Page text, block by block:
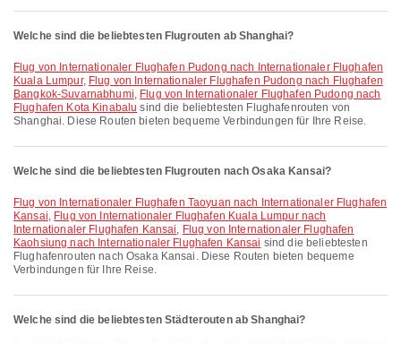
Welche sind die beliebtesten Flugrouten ab Shanghai?
Flug von Internationaler Flughafen Pudong nach Internationaler Flughafen
Kuala Lumpur, Flug von Internationaler Flughafen Pudong nach Flughafen
Bangkok-Suvarnabhumi, Flug von Internationaler Flughafen Pudong nach
Flughafen Kota Kinabalu sind die beliebtesten Flughafenrouten von
Shanghai. Diese Routen bieten bequeme Verbindungen für Ihre Reise.
Welche sind die beliebtesten Flugrouten nach Osaka Kansai?
Flug von Internationaler Flughafen Taoyuan nach Internationaler Flughafen
Kansai, Flug von Internationaler Flughafen Kuala Lumpur nach
Internationaler Flughafen Kansai, Flug von Internationaler Flughafen
Kaohsiung nach Internationaler Flughafen Kansai sind die beliebtesten
Flughafenrouten nach Osaka Kansai. Diese Routen bieten bequeme
Verbindungen für Ihre Reise.
Welche sind die beliebtesten Städterouten ab Shanghai?